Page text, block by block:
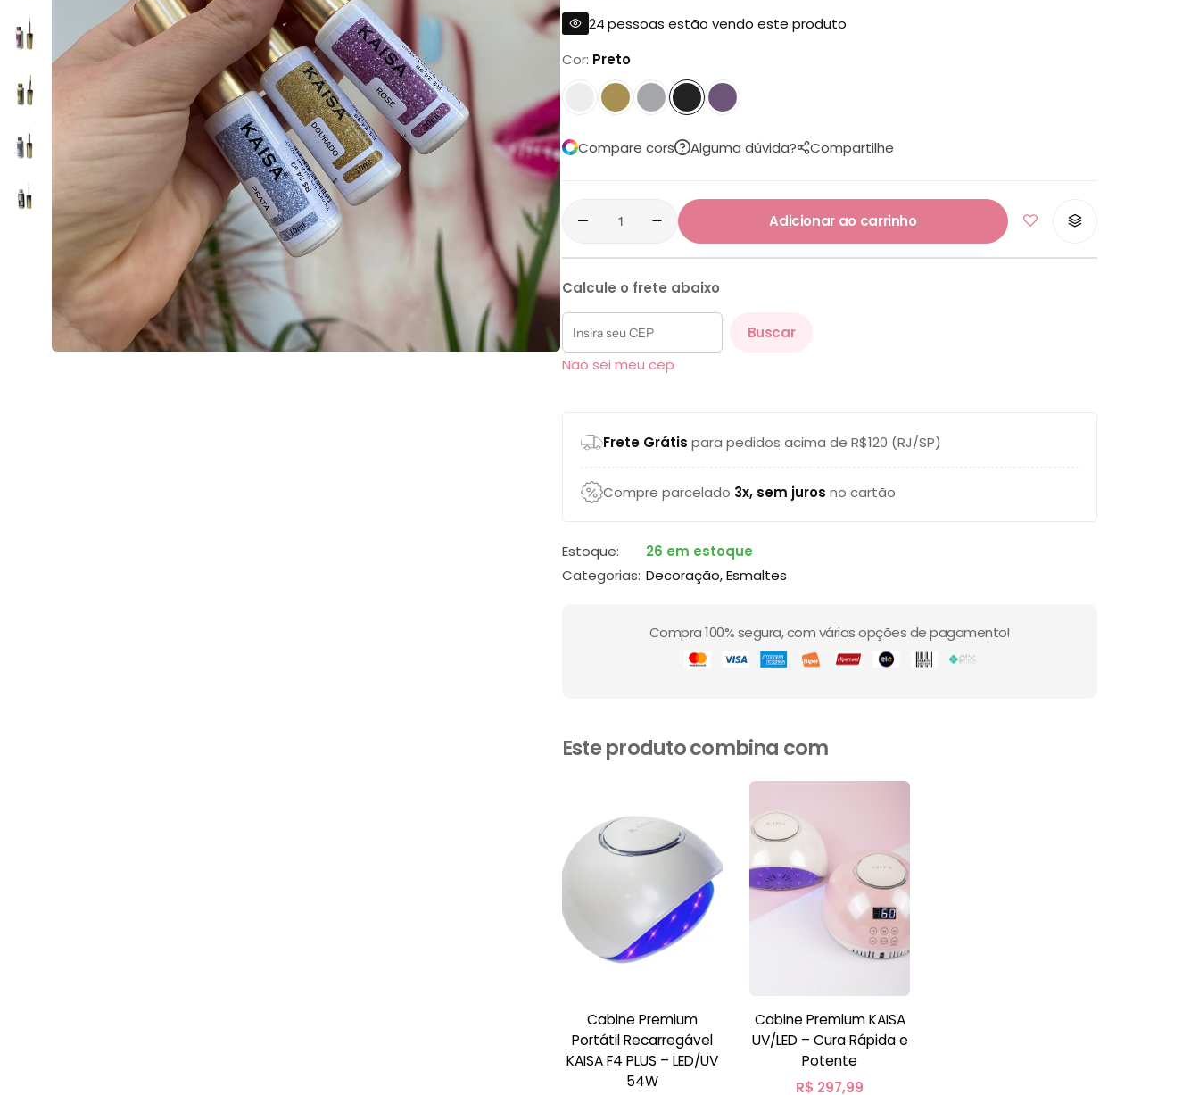
24pessoas estão vendo este produto
Cor Preto
Branco dourado
prata Preto Rose
Compare cors Alguma dúvida? Compartilhe
Adicionar ao carrinho
Calcule o frete abaixo
Buscar
Não sei meu cep
Frete Grátis para pedidos acima de R$120 (RJ/SP)
Compre parcelado 3x, sem juros no cartão
Estoque:
26 em estoque
Categorias: Decoração,Esmaltes
Compra 100% segura, com várias opções de pagamento!
Este produto combina com
Cabine Premium
Portátil Recarregável
KAISA F4 PLUS – LED/UV
54W
Cabine Premium KAISA
UV/LED – Cura Rápida e
Potente
R$ 297,99